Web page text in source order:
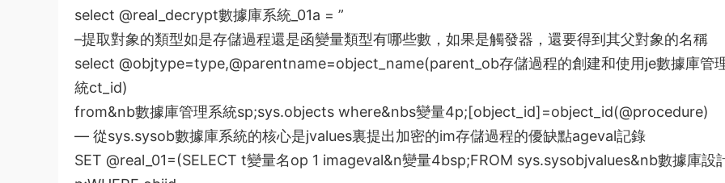
select @real_decrypt數據庫系統 _01a = ”
–提取對象的類型如是存儲過程還是函變量類型有哪些數，如果是觸發器，還要得到其父對象的名稱
select @objtype=type,@parentname=object_name(parent_ob存儲過程的創建和使用je數據庫管
統ct_id)
from&nb數據庫管理系統sp;sys.objects where&nbs變量4p;[object_id]=object_id(@procedure)
— 從sys.sysob數據庫系統的核心是jvalues裏提出加密的im存儲過程的優缺點ageval記錄
SET @real_01=(SELECT t變量名op 1 imageval&n變量4bsp;FROM sys.sysobjvalues&nb數據庫設